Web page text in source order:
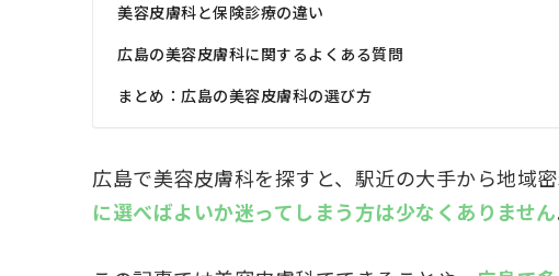
美容皮膚科と保険診療の違い
広島の美容皮膚科に関するよくある質問
まとめ：広島の美容皮膚科の選び方
広島で美容皮膚科を探すと、駅近の大手から地域
に選べばよいか迷ってしまう方は少なくありません